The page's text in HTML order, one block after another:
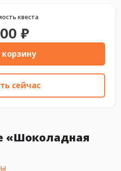
квеста
₽
корзину
сейчас
«Шоколадная